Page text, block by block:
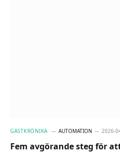
GÄSTKRÖNIKA AUTOMATION 2026-
Fem avgörande steg för